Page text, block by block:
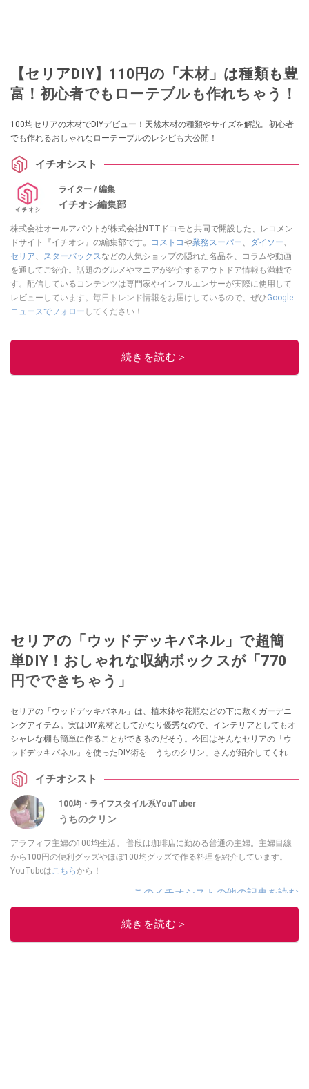
【セリアDIY】110円の「木材」は種類も豊
富！初心者でもローテブルも作れちゃう！
100均セリアの木材でDIYデビュー！天然木材の種類やサイズを解説。初心者
でも作れるおしゃれなローテーブルのレシピも大公開！
イチオシスト
ライター / 編集
イチオシ編集部
株式会社オールアバウトが株式会社NTTドコモと共同で開設した、レコメン
ドサイト『イチオシ』の編集部です。
コストコや業務スーパー、 ダイソー、
セリア、 スターバックスなどの人気ショップの隠れた名品を、コラムや動画
を通してご紹介。話題のグルメやマニアが紹介するアウトドア情報も満載で
す。配信しているコンテンツは専門家やインフルエンサーが実際に使用して
レビューしています。毎日トレンド情報をお届けしているので、ぜひGoogle
ニュースでフォロー してください！
続きを読む＞
セリアの「ウッドデッキパネル」で超簡
単DIY！おしゃれな収納ボックスが「770
円でできちゃう」
セリアの「ウッドデッキパネル」は、植木鉢や花瓶などの下に敷くガーデニ
ングアイテム。実はDIY素材としてかなり優秀なので、インテリアとしてもオ
シャレな棚も簡単に作ることができるのだそう。今回はそんなセリアの「ウ
ッドデッキパネル」を使ったDIY術を「うちのクリン」さんが紹介してくれま
てみてくださいね。
イチオシスト
100均・ライフスタイル系YouTuber
うちのクリン
アラフィフ主婦の100均生活。 普段は珈琲店に勤める普通の主婦。主婦目線
から100円の便利グッズやほぼ100均グッズで作る料理を紹介しています。
YouTubeはこちらから！
このイチオシストの他の記事を読む
続きを読む＞